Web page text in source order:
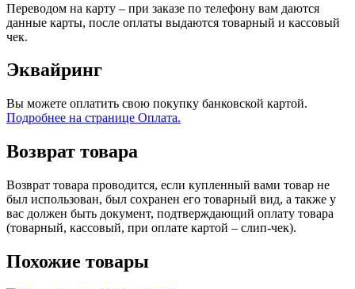
Переводом на карту – при заказе по телефону вам даются
данные карты, после оплаты выдаются товарный и кассовый
чек.
Эквайринг
Вы можете оплатить свою покупку банковской картой.
Подробнее на странице Оплата.
Возврат товара
Возврат товара проводится, если купленный вами товар не
был использован, был сохранен его товарный вид, а также у
вас должен быть документ, подтверждающий оплату товара
(товарный, кассовый, при оплате картой – слип-чек).
Похожие товары